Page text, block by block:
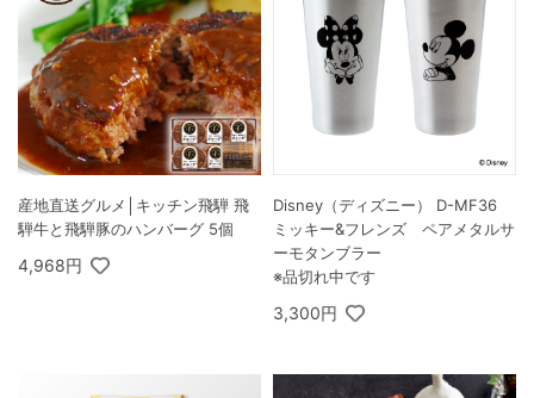
産地直送グルメ│キッチン飛騨 飛
騨牛と飛騨豚のハンバーグ 5個
4,968円
Disney（ディズニー） D-MF36
ミッキー&フレンズ ペアメタルサ
ーモタンブラー
※品切れ中です
3,300円